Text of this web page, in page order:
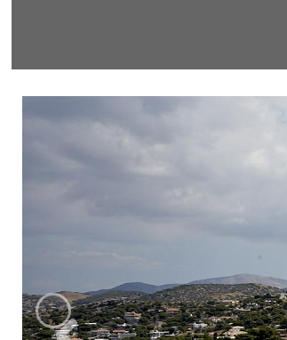
Previous